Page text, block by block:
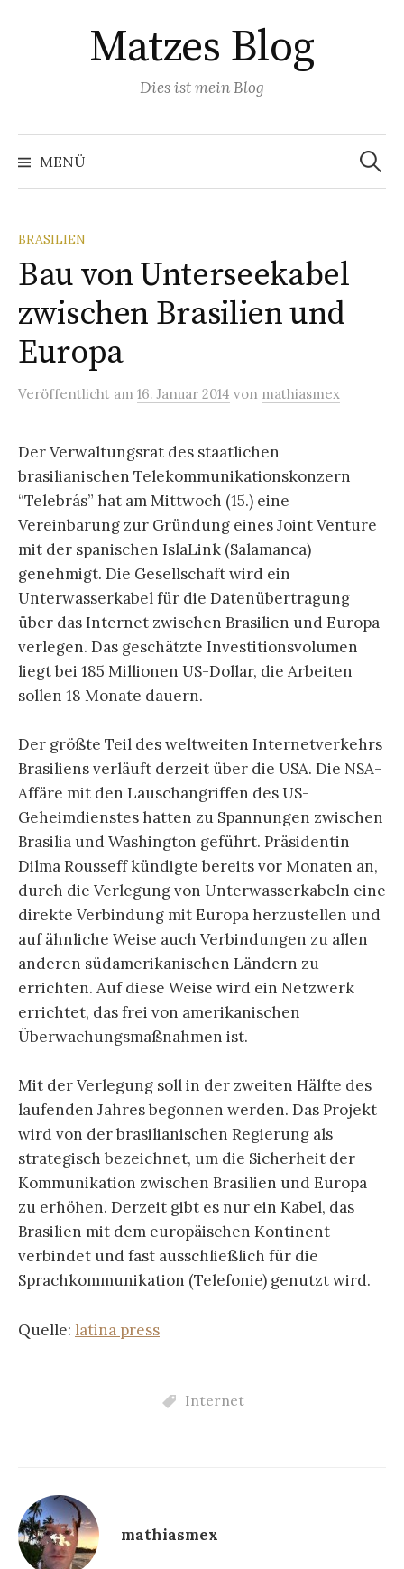
Matzes Blog
Dies ist mein Blog
MENÜ
Suchen
nach:
BRASILIEN
Bau von Unterseekabel
zwischen Brasilien und
Europa
Veröffentlicht am 16. Januar 2014 von mathiasmex
Der Verwaltungsrat des staatlichen
brasilianischen Telekommunikationskonzern
“Telebrás” hat am Mittwoch (15.) eine
Vereinbarung zur Gründung eines Joint Venture
mit der spanischen IslaLink (Salamanca)
genehmigt. Die Gesellschaft wird ein
Unterwasserkabel für die Datenübertragung
über das Internet zwischen Brasilien und Europa
verlegen. Das geschätzte Investitionsvolumen
liegt bei 185 Millionen US-Dollar, die Arbeiten
sollen 18 Monate dauern.
Der größte Teil des weltweiten Internetverkehrs
Brasiliens verläuft derzeit über die USA. Die NSA-
Affäre mit den Lauschangriffen des US-
Geheimdienstes hatten zu Spannungen zwischen
Brasilia und Washington geführt. Präsidentin
Dilma Rousseff kündigte bereits vor Monaten an,
durch die Verlegung von Unterwasserkabeln eine
direkte Verbindung mit Europa herzustellen und
auf ähnliche Weise auch Verbindungen zu allen
anderen südamerikanischen Ländern zu
errichten. Auf diese Weise wird ein Netzwerk
errichtet, das frei von amerikanischen
Überwachungsmaßnahmen ist.
Mit der Verlegung soll in der zweiten Hälfte des
laufenden Jahres begonnen werden. Das Projekt
wird von der brasilianischen Regierung als
strategisch bezeichnet, um die Sicherheit der
Kommunikation zwischen Brasilien und Europa
zu erhöhen. Derzeit gibt es nur ein Kabel, das
Brasilien mit dem europäischen Kontinent
verbindet und fast ausschließlich für die
Sprachkommunikation (Telefonie) genutzt wird.
Quelle: latina press
Internet
mathiasmex